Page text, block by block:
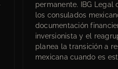
permanente. IBG Legal
los consulados
documentación
inversionista y el
planea la transición a
mexicana cuando es